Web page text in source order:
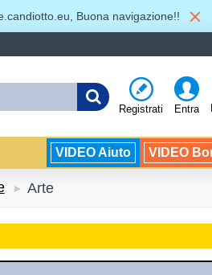
Buona navigazione!!
Registrati Entra
VIDEO Aiuto VIDEO
Arte